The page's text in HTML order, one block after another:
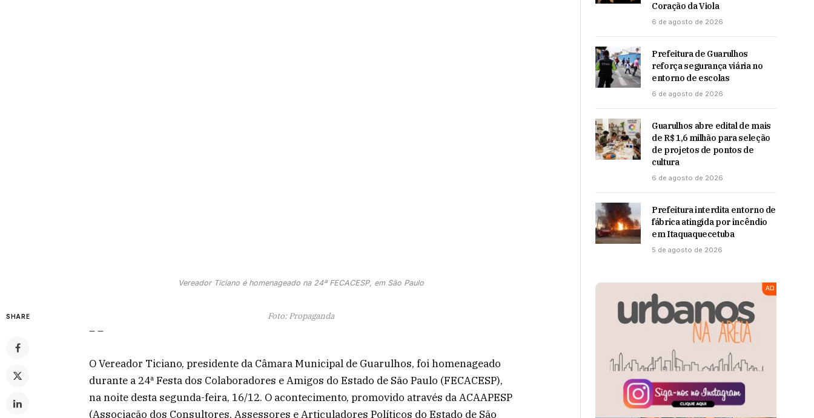
Vereador Ticiano é homenageado na 24ª FECACESP, em São Paulo
SHARE Foto: Propaganda
– –
O Vereador Ticiano, presidente da Câmara Municipal de Guarulhos, foi homenageado
durante a 24ª Festa dos Colaboradores e Amigos do Estado de São Paulo (FECACESP),
na noite desta segunda-feira, 16/12. O acontecimento, promovido através da ACAAPESP
(Associação dos Consultores, Assessores e Articuladores Políticos do Estado de São
Coração da Viola
6 de agosto de 2026
Prefeitura de Guarulhos
reforça segurança viária no
entorno de escolas
6 de agosto de 2026
Guarulhos abre edital de mais
de R$ 1,6 milhão para seleção
de projetos de pontos de
cultura
6 de agosto de 2026
Prefeitura interdita entorno de
fábrica atingida por incêndio
em Itaquaquecetuba
5 de agosto de 2026